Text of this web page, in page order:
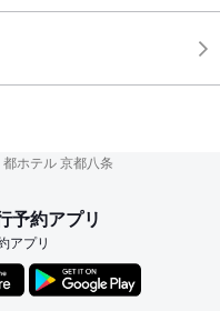
都ホテル 京都八条
予約アプリ
アプリ